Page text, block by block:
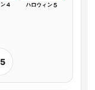
5